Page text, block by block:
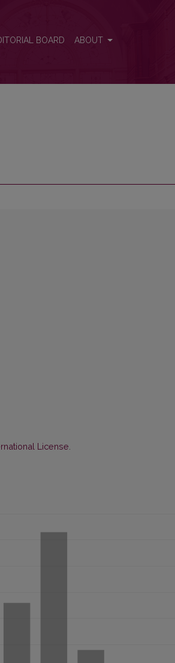
BOARD ABOUT
License